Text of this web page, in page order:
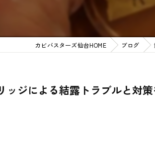
カビバスターズ仙台HOME ブログ
ジによる結露トラブルと対策